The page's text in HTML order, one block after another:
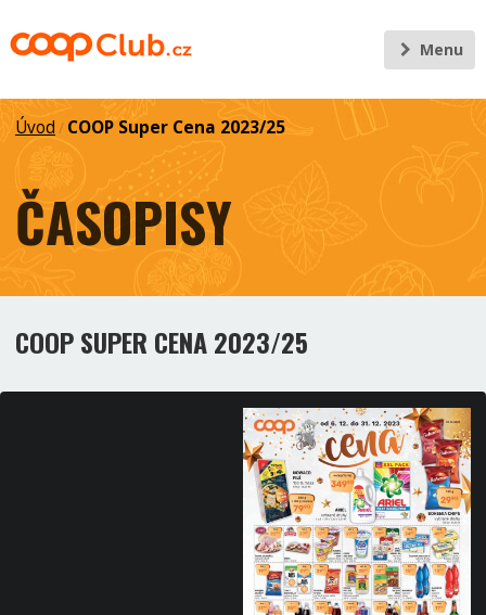
Menu
Úvod / COOP Super Cena 2023/25
ČASOPISY
COOP SUPER CENA 2023/25